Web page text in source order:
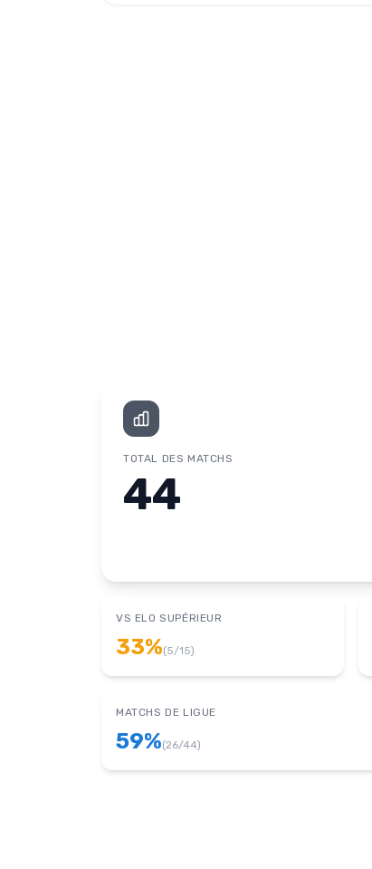
TOTAL DES MATCHS
44
VS ELO SUPÉRIEUR
33%(5/15)
MATCHS DE LIGUE
59%(26/44)